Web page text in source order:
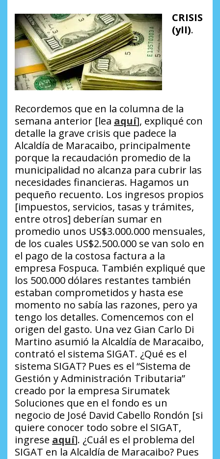
CRISIS
(yII).
Recordemos que en la columna de la
semana anterior [lea aquí], expliqué con
detalle la grave crisis que padece la
Alcaldía de Maracaibo, principalmente
porque la recaudación promedio de la
municipalidad no alcanza para cubrir las
necesidades financieras. Hagamos un
pequeño recuento. Los ingresos propios
[impuestos, servicios, tasas y trámites,
entre otros] deberían sumar en
promedio unos US$3.000.000 mensuales,
de los cuales US$2.500.000 se van solo en
el pago de la costosa factura a la
empresa Fospuca. También expliqué que
los 500.000 dólares restantes también
estaban comprometidos y hasta ese
momento no sabía las razones, pero ya
tengo los detalles. Comencemos con el
origen del gasto. Una vez Gian Carlo Di
Martino asumió la Alcaldía de Maracaibo,
contrató el sistema SIGAT. ¿Qué es el
sistema SIGAT? Pues es el “Sistema de
Gestión y Administración Tributaria”
creado por la empresa Sirumatek
Soluciones que en el fondo es un
negocio de José David Cabello Rondón [si
quiere conocer todo sobre el SIGAT,
ingrese aquí]. ¿Cuál es el problema del
SIGAT en la Alcaldía de Maracaibo? Pues